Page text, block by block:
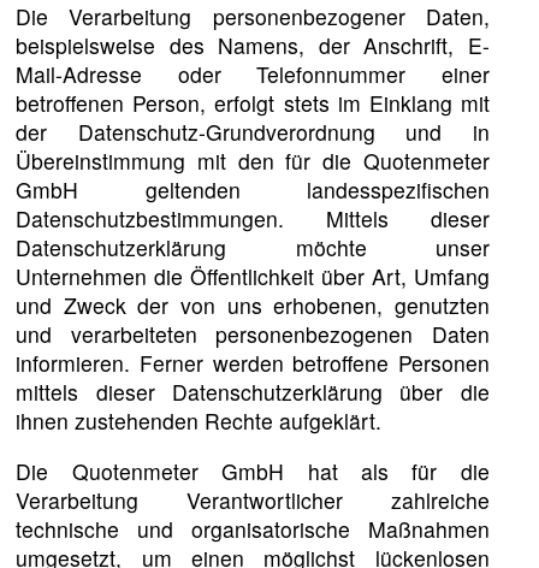
Die Verarbeitung personenbezogener Daten,
beispielsweise des Namens, der Anschrift, E-
Mail-Adresse oder Telefonnummer einer
betroffenen Person, erfolgt stets im Einklang mit
der Datenschutz-Grundverordnung und in
Übereinstimmung mit den für die Quotenmeter
GmbH geltenden landesspezifischen
Datenschutzbestimmungen. Mittels dieser
Datenschutzerklärung möchte unser
Unternehmen die Öffentlichkeit über Art, Umfang
und Zweck der von uns erhobenen, genutzten
und verarbeiteten personenbezogenen Daten
informieren. Ferner werden betroffene Personen
mittels dieser Datenschutzerklärung über die
ihnen zustehenden Rechte aufgeklärt.
Die Quotenmeter GmbH hat als für die
Verarbeitung Verantwortlicher zahlreiche
technische und organisatorische Maßnahmen
umgesetzt, um einen möglichst lückenlosen